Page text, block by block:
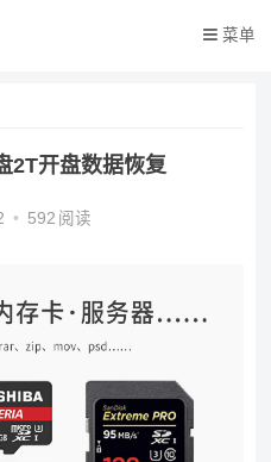
菜单
2T开盘数据恢复
• 592 阅读